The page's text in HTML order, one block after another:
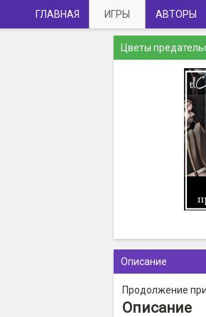
ГЛАВНАЯ ИГРЫ АВТОРЫ
Цветы
Описание
Продолжение
Описание